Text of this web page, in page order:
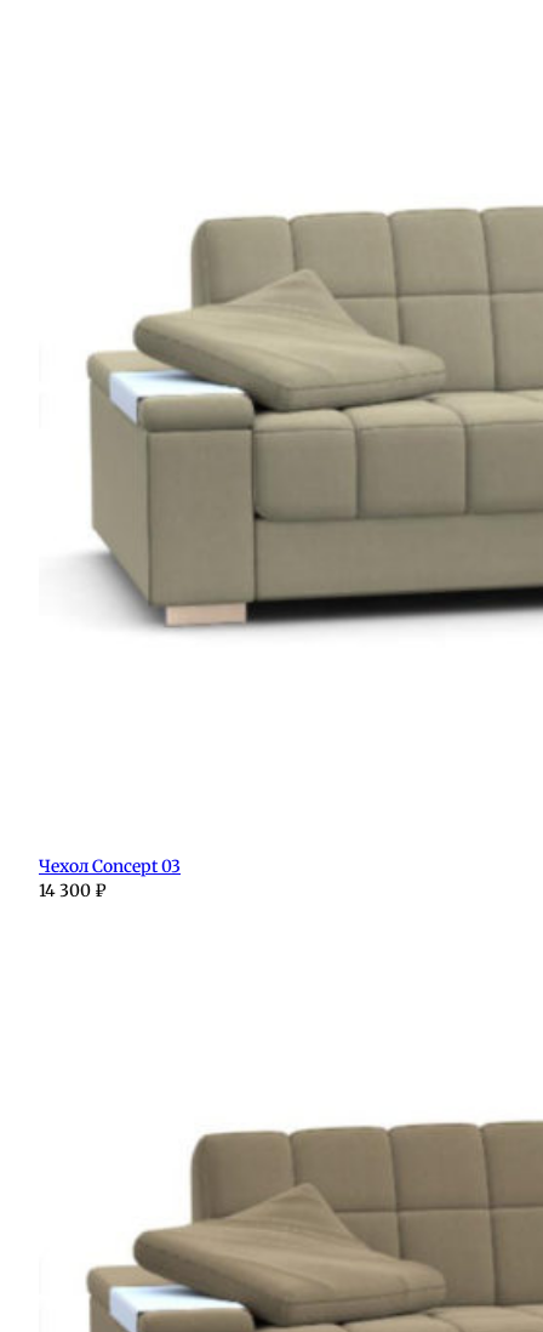
Чехол Concept 03
14 300 ₽